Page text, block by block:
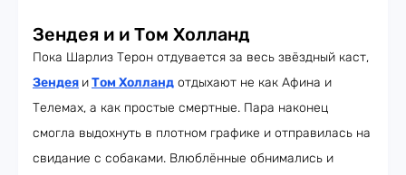
Зендея и и Том Холланд
Пока Шарлиз Терон отдувается за весь звёздный каст,
Зендея иТом Холланд отдыхают не как Афина и
Телемах, а как простые смертные. Пара наконец
смогла выдохнуть в плотном графике и отправилась на
свидание с собаками. Влюблённые обнимались и